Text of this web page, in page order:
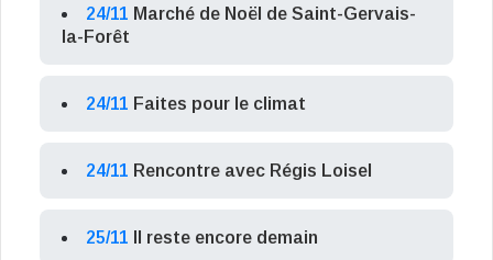
24/11 Marché de Noël de Saint-Gervais-
la-Forêt
24/11 Faites pour le climat
24/11 Rencontre avec Régis Loisel
25/11 Il reste encore demain